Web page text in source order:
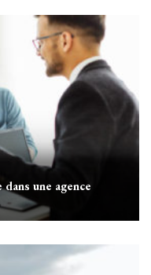
une agence